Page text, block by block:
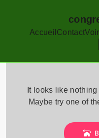
Accueil Contact
It looks like
Maybe try one of